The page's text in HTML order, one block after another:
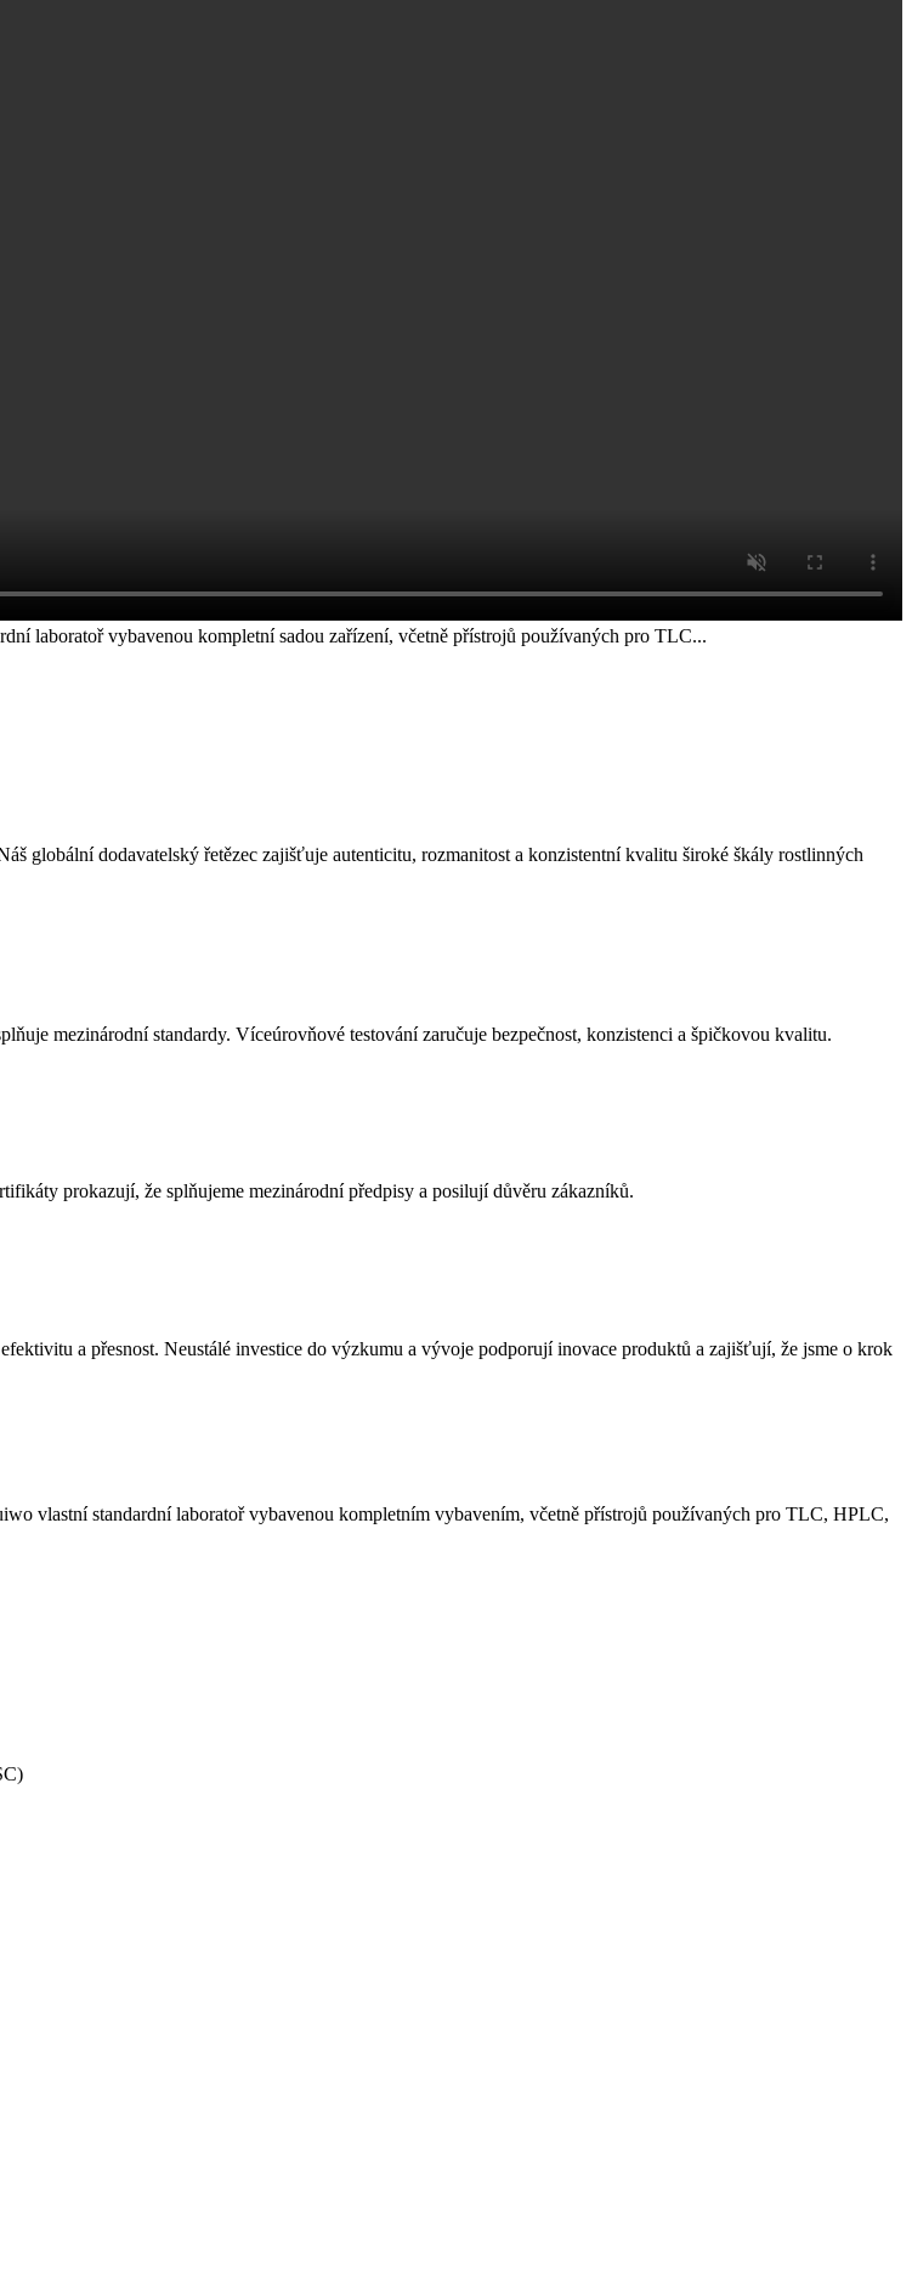
laboratoř vybavenou kompletní sadou zařízení, včetně přístrojů používaných pro TLC...
globální dodavatelský řetězec zajišťuje autenticitu, rozmanitost a konzistentní kvalitu široké škály rostlinných
mezinárodní standardy. Víceúrovňové testování zaručuje bezpečnost, konzistenci a špičkovou kvalitu.
prokazují, že splňujeme mezinárodní předpisy a posilují důvěru zákazníků.
a přesnost. Neustálé investice do výzkumu a vývoje podporují inovace produktů a zajišťují, že jsme o krok
vlastní standardní laboratoř vybavenou kompletním vybavením, včetně přístrojů používaných pro TLC, HPLC,